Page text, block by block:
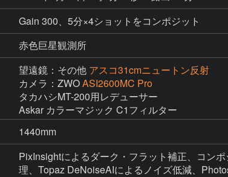
Gain 300、5分×4ショットをコンポジット
赤色巨星観測所
望遠鏡：その他 アスコ31cmニュートン反射
カメラ：ZWOASI2600MC Pro
タカハシMT-200用レデューサー
Askar カラーマジック C1フィルター
1440mm
PixInsightによるダーク・フラット補正、コン
理、Topaz DeNoiseAIによるノイズ低減、